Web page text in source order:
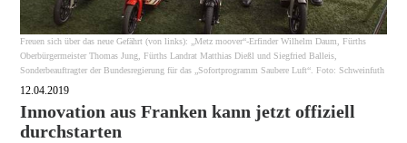
Freuen sich über das neue Gefährt (von links): „Metz moover“-Erfinder Wilhelm Daum, Fürths
Oberbürgermeister Thomas Jung, Fürths Landrat Matthias Dießl und Siegfried Balleis,
Sonderbeauftragter der Bundesregierung für das „Sofortprogramm Saubere Luft“. Foto: Schweinfuth
12.04.2019
Innovation aus Franken kann jetzt offiziell
durchstarten